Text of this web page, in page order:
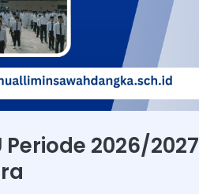
2026/2027